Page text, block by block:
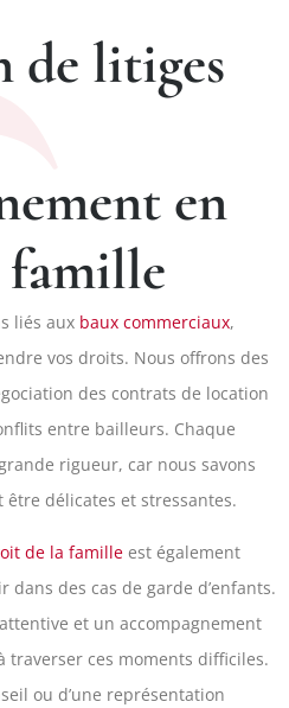
de litiges
en
liés aux baux commerciaux,
vos droits. Nous offrons des
des contrats de location
entre bailleurs. Chaque
rigueur, car nous savons
délicates et stressantes.
de la famille est également
des cas de garde d’enfants.
et un accompagnement
traverser ces moments difficiles.
ou d’une représentation